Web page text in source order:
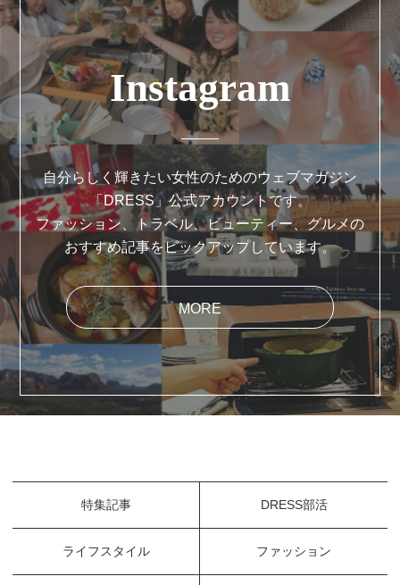
Instagram
自分らしく輝きたい女性のためのウェブマガジン
「DRESS」公式アカウントです。
ファッション、トラベル、ビューティー、グルメの
おすすめ記事をピックアップしています。
MORE
特集記事 DRESS部活
ライフスタイル ファッション